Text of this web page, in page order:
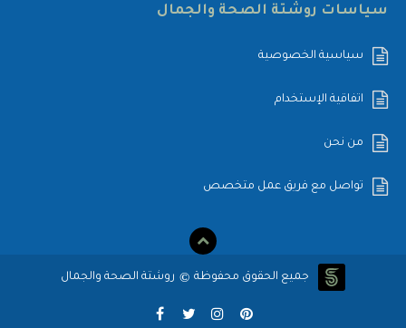
سياسات روشتة الصحة والجمال
سياسية الخصوصية
اتفاقية الإستخدام
من نحن
تواصل مع فريق عمل متخصص
جميع الحقوق محفوظة © روشتة الصحة والجمال